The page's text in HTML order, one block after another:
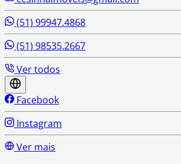
(51) 99947.4868
(51) 98535.2667
Ver todos
Facebook
Instagram
Ver mais